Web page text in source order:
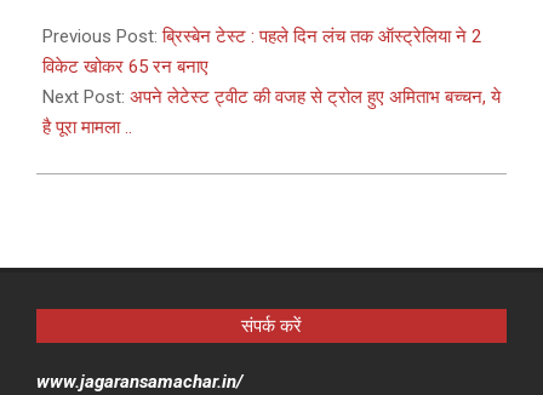
01-
15
Previous Post:ब्रिस्बेन टेस्ट : पहले दिन लंच तक ऑस्ट्रेलिया ने 2
विकेट खोकर 65 रन बनाए
Next Post: अपने लेटेस्ट ट्वीट की वजह से ट्रोल हुए अमिताभ बच्चन, ये
है पूरा मामला ..
संपर्क करें
www.jagaransamachar.in/